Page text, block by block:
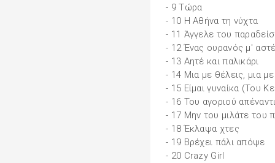
- 9 Τώρα
- 10 Η Αθήνα τη νύχτα
- 11 Άγγελε του
- 12 Ένας ουρανός μ'
- 13 Αητέ και παλικάρι
- 14 Μια με θέλεις, μια
- 15 Είμαι γυναίκα (Του
- 16 Του αγοριού
- 17 Μην του μιλάτε του
- 18 Έκλαψα χτες
- 19 Βρέχει πάλι απόψε
- 20 Crazy Girl